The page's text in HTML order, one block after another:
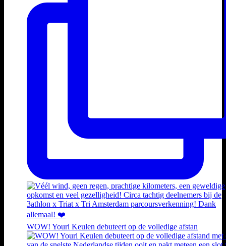
WOW! Youri Keulen debuteert op de volledige afstan